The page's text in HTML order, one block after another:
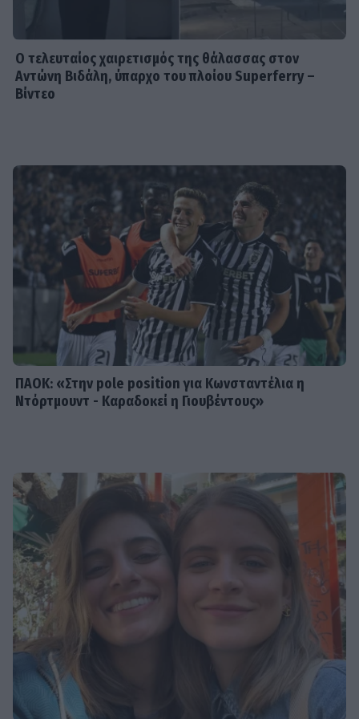
Μπραντ Πιτ που επέλεξαν μια
αλλιώτικη ζωή! Με τι ασχολούνται
SHOWBIZ
Δήμητρα Κολλά: Προσπαθώ να
αντιμετωπίζω τα πάντα με χαμόγελο
Ο τελευταίος χαιρετισμός της θάλασσας στον
Αντώνη Βιδάλη, ύπαρχο του πλοίου Superferry –
Βίντεο
ΠΑΟΚ: «Στην pole position για Κωνσταντέλια η
Ντόρτμουντ - Καραδοκεί η Γιουβέντους»